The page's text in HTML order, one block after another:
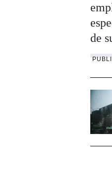
de